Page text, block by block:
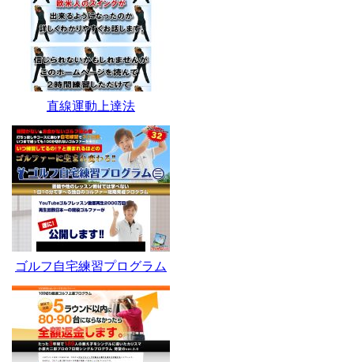
直線運動上達法
ゴルフ自宅練習プログラム